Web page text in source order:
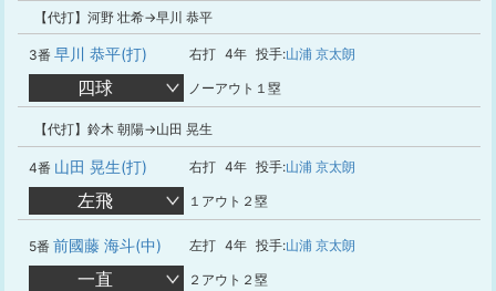
【代打】河野 壮希→早川 恭平
3番 早川 恭平(打) 右打 4年 投手:山浦 京太朗
四球 ノーアウト１塁
【代打】鈴木 朝陽→山田 晃生
4番 山田 晃生(打) 右打 4年 投手:山浦 京太朗
左飛 １アウト２塁
5番 前國藤 海斗(中) 左打 4年 投手:山浦 京太朗
一直 ２アウト２塁